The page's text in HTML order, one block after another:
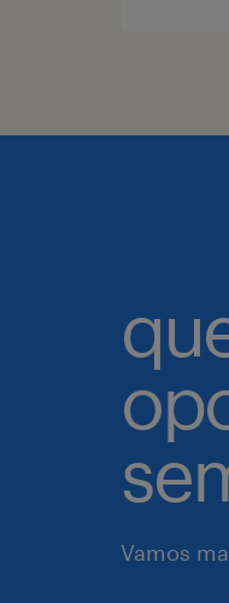
Vamos